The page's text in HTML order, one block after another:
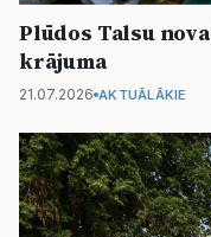
Plūdos Talsu
krājuma
21.07.2026 AKTUĀLĀKIE